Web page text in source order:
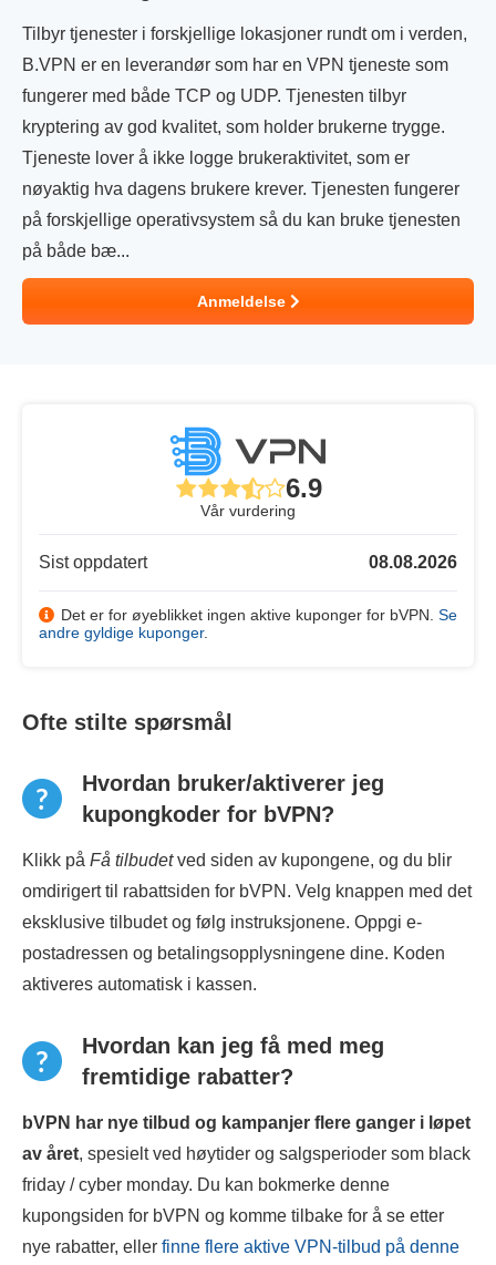
Tilbyr tjenester i forskjellige lokasjoner rundt om i verden,
B.VPN er en leverandør som har en VPN tjeneste som
fungerer med både TCP og UDP. Tjenesten tilbyr
kryptering av god kvalitet, som holder brukerne trygge.
Tjeneste lover å ikke logge brukeraktivitet, som er
nøyaktig hva dagens brukere krever. Tjenesten fungerer
på forskjellige operativsystem så du kan bruke tjenesten
på både bæ...
Anmeldelse
6.9
Vår vurdering
Sist oppdatert 08.08.2026
Det er for øyeblikket ingen aktive kuponger for bVPN. Se
andre gyldige kuponger.
Ofte stilte spørsmål
Hvordan bruker/aktiverer jeg
kupongkoder for bVPN?
Klikk på Få tilbudetved siden av kupongene, og du blir
omdirigert til rabattsiden for bVPN. Velg knappen med det
eksklusive tilbudet og følg instruksjonene. Oppgi e-
postadressen og betalingsopplysningene dine. Koden
aktiveres automatisk i kassen.
Hvordan kan jeg få med meg
fremtidige rabatter?
bVPN har nye tilbud og kampanjer flere ganger i løpet
av året, spesielt ved høytider og salgsperioder som black
friday / cyber monday. Du kan bokmerke denne
kupongsiden for bVPN og komme tilbake for å se etter
nye rabatter, eller finne flere aktive VPN-tilbud på denne